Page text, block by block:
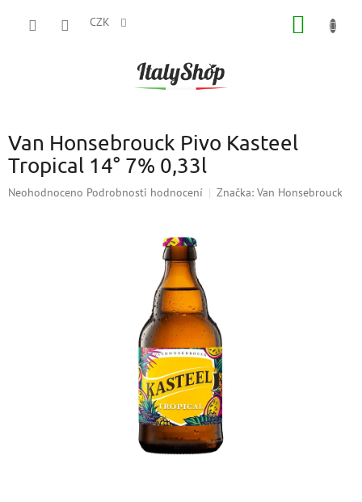
CZK
Van Honsebrouck Pivo Kasteel
Tropical 14° 7% 0,33l
Průměrné
Neohodnoceno Podrobnosti hodnocení Značka: Van Honsebrouck